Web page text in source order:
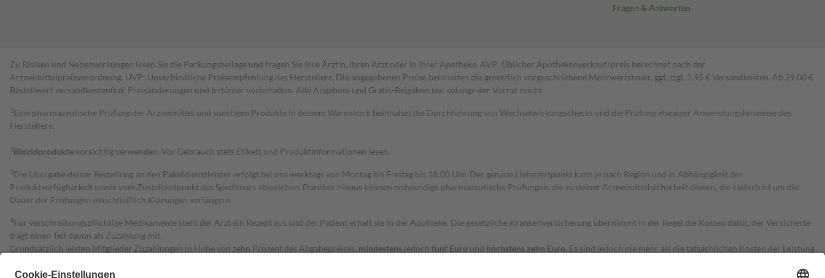
Fragen & Antworten
Zu Risiken und Nebenwirkungen lesen Sie die Packungsbeilage und fragen Sie Ihre Ärztin, Ihren Arzt oder in Ihrer Apotheke. AVP: Üblicher Apothekenverkaufspreis berechnet nach der
Arzneimittelpreisverordnung. UVP: Unverbindliche Preisempfehlung des Herstellers. Die angegebenen Preise beinhalten die gesetzlich vorgeschriebene Mehrwertsteuer, ggf. zzgl. 3,95 € Versandkosten. Ab 29,00 €
Bestell­wert versand­kosten­frei. Preisänderungen und Irrtümer vorbehalten. Alle Angebote und Gratis-Beigaben nur solange der Vorrat reicht.
1 Eine pharmazeutische Prüfung der Arzneimittel und sonstigen Produkte in deinem Warenkorb beinhaltet die Durchführung von Wechselwirkungschecks und die Prüfung etwaiger Anwendungshinweise des
Herstellers.
2Biozidproduktevorsichtig verwenden. Vor Gebrauch stets Etikett und Produktinformationen lesen.
3Die Übergabe deiner Bestellung an den Paketdienstleister erfolgt bei uns werktags von Montag bis Freitag bis 18:00 Uhr. Der genaue Lieferzeitpunkt kann je nach Region und in Abhängigkeit der
Produktverfügbarkeit sowie vom Zustellzeitpunkt des Spediteurs abweichen. Darüber hinaus können notwendige pharmazeutische Prüfungen, die zu deiner Arzneimittelsicherheit dienen, die Lieferfrist um die
Dauer der Prüfungen einschließlich Klärungen verlängern.
4Für verschreibungspflichtige Medikamente stellt der Arzt ein Rezept aus und der Patient erhält sie in der Apotheke. Die gesetzliche Krankenversicherung übernimmt in der Regel die Kosten dafür, der Versicherte
trägt einen Teil davon als Zuzahlung mit.
Grundsätzlich leisten Mitglieder Zuzahlungen in Höhe von zehn Prozent des Abgabepreises, mindestens jedoch fünf Euro und höchstens zehn Euro. Es sind jedoch nie mehr als die tatsächlichen Kosten der Leistung
Diese Regeln gelten grundsätzlich auch für Online-Apotheken.